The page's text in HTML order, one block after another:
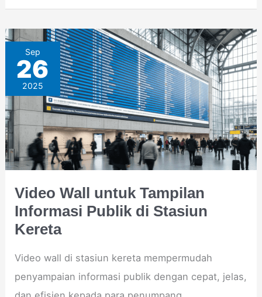
Sep
26
2025
Video Wall untuk Tampilan
Informasi Publik di Stasiun
Kereta
Video wall di stasiun kereta mempermudah
penyampaian informasi publik dengan cepat, jelas,
Video
Wall
untuk
Tampilan
Informasi
Publik
di
Kereta